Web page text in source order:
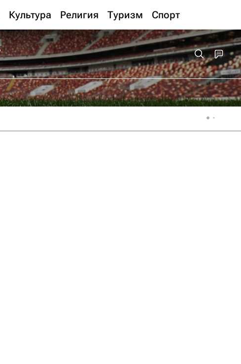
Культура Религия Туризм Спорт